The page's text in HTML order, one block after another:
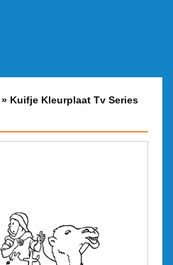
» Kuifje Kleurplaat Tv Series